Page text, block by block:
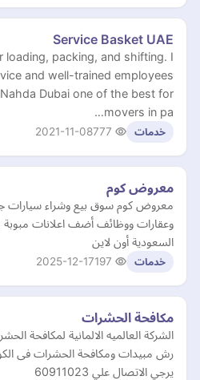
Service Basket UAE
loading, packing, and shifting. I
and well-trained employees
Dubai one of the best for
movers in pa…
خدمات 2021-11-08
معروض كوم
معروض كوم سوق بيع وشراء
وعقارات ووظائف أضف اعلانات
السعودية أون لاين
خدمات 2025-12-17
مكافحة الحشرات
الشركة العالميه الالمانية لمكافحة
رش مبيدات ومكافحة الحشرات فى
يرجي الاتصال علي 60911023